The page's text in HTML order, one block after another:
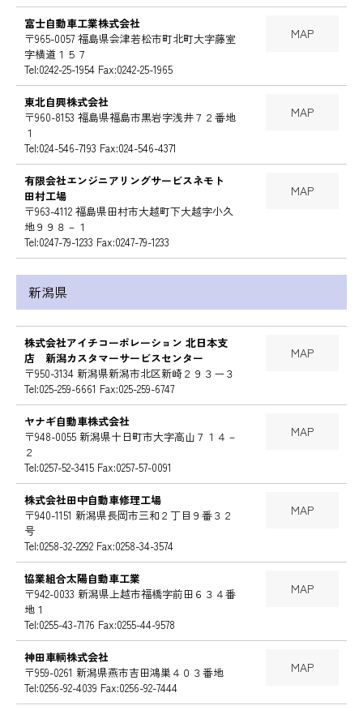
富士自動車工業株式会社
〒965-0057 福島県会津若松市町北町大字藤室
字横道１５７
Tel:0242-25-1954 Fax:0242-25-1965
MAP
東北自興株式会社
〒960-8153 福島県福島市黒岩字浅井７２番地
１
Tel:024-546-7193 Fax:024-546-4371
MAP
有限会社エンジニアリングサービスネモト
田村工場
〒963-4112 福島県田村市大越町下大越字小久
地９９８－１
Tel:0247-79-1233 Fax:0247-79-1233
MAP
新潟県
株式会社アイチコーポレーション 北日本支
店 新潟カスタマーサービスセンター
〒950-3134 新潟県新潟市北区新崎２９３ー３
Tel:025-259-6661 Fax:025-259-6747
MAP
ヤナギ自動車株式会社
〒948-0055 新潟県十日町市大字高山７１４－
２
Tel:0257-52-3415 Fax:0257-57-0091
MAP
株式会社田中自動車修理工場
〒940-1151 新潟県長岡市三和２丁目９番３２
号
Tel:0258-32-2292 Fax:0258-34-3574
MAP
協業組合太陽自動車工業
〒942-0033 新潟県上越市福橋字前田６３４番
地１
Tel:0255-43-7176 Fax:0255-44-9578
MAP
神田車輌株式会社
〒959-0261 新潟県燕市吉田鴻巣４０３番地
Tel:0256-92-4039 Fax:0256-92-7444
MAP